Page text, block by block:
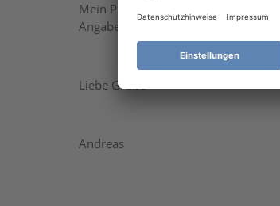
Mein Problem entsteht aber in
Angaben bereits so wie auf dem Bild
Liebe Grüße
Andreas